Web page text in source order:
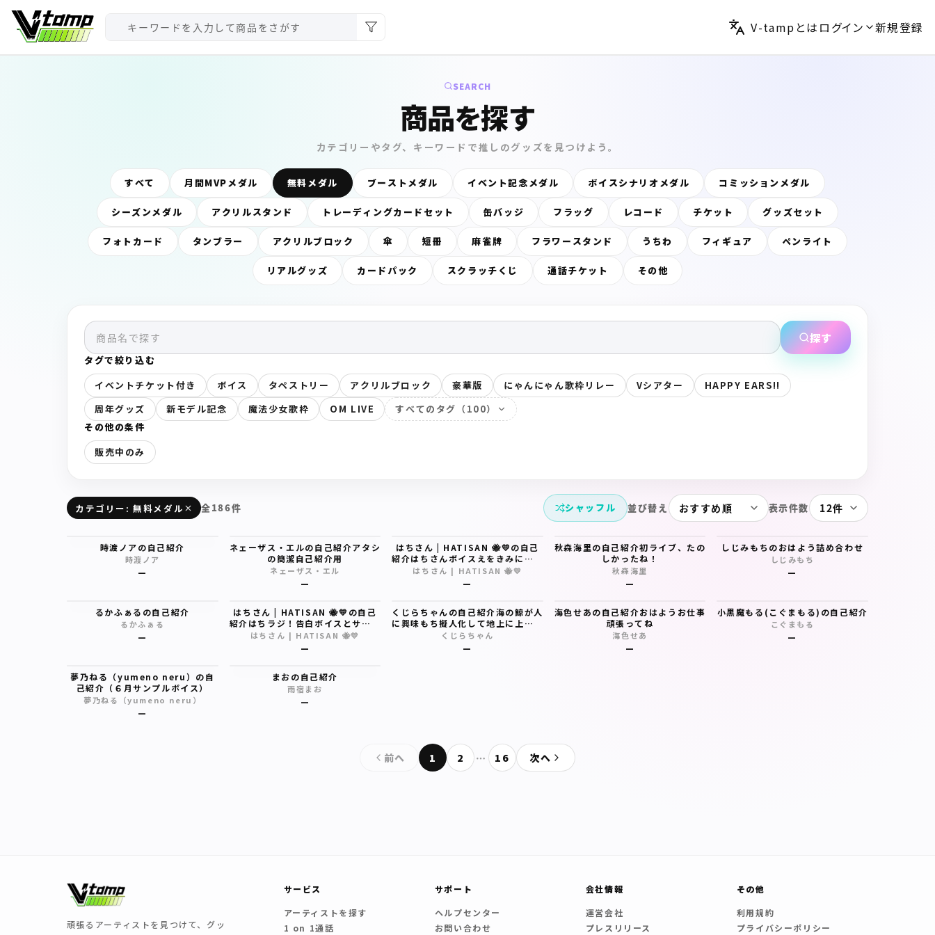
V-tamp（ブイタンプ）
V-tampとは ログイン 新規登録
SEARCH
商品を探す
カテゴリーやタグ、キーワードで推しのグッズを見つけよう。
すべて 月間MVPメダル 無料メダル ブーストメダル イベント記念メダル ボイスシナリオメダル コミッションメダル
シーズンメダル アクリルスタンド トレーディングカードセット 缶バッジ フラッグ レコード チケット グッズセット
フォトカード タンブラー アクリルブロック 傘 短冊 麻雀牌 フラワースタンド うちわ フィギュア ペンライト
リアルグッズ カードパック スクラッチくじ 通話チケット その他
探す
タグで絞り込む
イベントチケット付き
ボイス タペストリー アクリルブロック 豪華版 にゃんにゃん歌枠リレー Vシアター
HAPPY EARS!!
周年グッズ
新モデル記念 魔法少女歌枠 OM LIVE
すべてのタグ（100）
その他の条件
販売中のみ
カテゴリー: 無料メダル 全186件 シャッフル 並び替え 表示件数
時渡ノアの自己紹介
時渡ノア
—
ネェーザス・エルの自己紹介アタシ
の簡潔自己紹介用
ネェーザス・エル
—
はちさん | HATISAN 🐝💛の自己
紹介はちさんボイスえをきみに送る
よ！
はちさん | HATISAN 🐝💛
—
秋森海里の自己紹介初ライブ、たの
しかったね！
秋森海里
—
しじみもちのおはよう詰め合わせ
しじみもち
—
るかふぁるの自己紹介
るかふぁる
—
はちさん | HATISAN 🐝💛の自己
紹介はちラジ！告白ボイスとサンプ
ルボイス宣伝💕
はちさん | HATISAN 🐝💛
—
くじらちゃんの自己紹介海の鯨が人
に興味もち擬人化して地上に上陸し
て配信してます！
くじらちゃん
—
海色せあの自己紹介おはようお仕事
頑張ってね
海色せあ
—
小黒魔もる(こぐまもる)の自己紹介
こぐまもる
—
夢乃ねる（yumeno neru）の自
己紹介（６月サンプルボイス）
夢乃ねる（yumeno neru）
—
まおの自己紹介
雨宿まお
—
前へ 1 2 … 16 次へ
頑張るアーティストを見つけて、グッ
サービス
アーティストを探す
1 on 1通話
サポート
ヘルプセンター
お問い合わせ
会社情報
運営会社
プレスリリース
その他
利用規約
プライバシーポリシー